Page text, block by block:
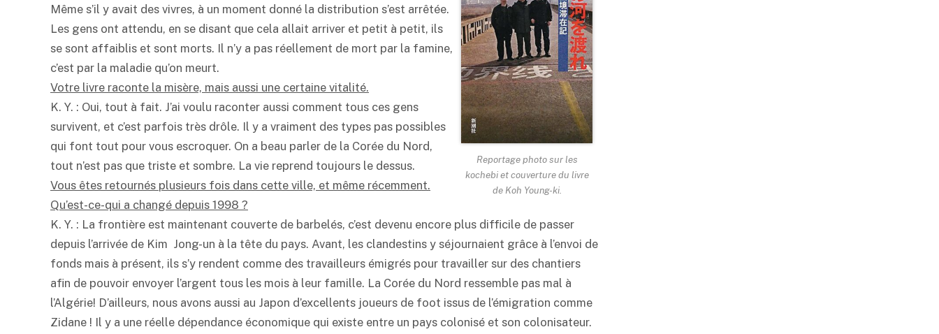
Reportage photo sur les
kochebi et couverture du livre
de Koh Young-ki.
Même s’il y avait des vivres, à un moment donné la distribution s’est arrêtée.
Les gens ont attendu, en se disant que cela allait arriver et petit à petit, ils
se sont affaiblis et sont morts. Il n’y a pas réellement de mort par la famine,
c’est par la maladie qu’on meurt.
Votre livre raconte la misère, mais aussi une certaine vitalité.
K. Y. : Oui, tout à fait. J’ai voulu raconter aussi comment tous ces gens
survivent, et c’est parfois très drôle. Il y a vraiment des types pas possibles
qui font tout pour vous escroquer. On a beau parler de la Corée du Nord,
tout n’est pas que triste et sombre. La vie reprend toujours le dessus.
Vous êtes retournés plusieurs fois dans cette ville, et même récemment.
Qu’est-ce-qui a changé depuis 1998 ?
K. Y. : La frontière est maintenant couverte de barbelés, c’est devenu encore plus difficile de passer
depuis l’arrivée de Kim Jong-un à la tête du pays. Avant, les clandestins y séjournaient grâce à l’envoi de
fonds mais à présent, ils s’y rendent comme des travailleurs émigrés pour travailler sur des chantiers
afin de pouvoir envoyer l’argent tous les mois à leur famille. La Corée du Nord ressemble pas mal à
l’Algérie! D’ailleurs, nous avons aussi au Japon d’excellents joueurs de foot issus de l’émigration comme
Zidane ! Il y a une réelle dépendance économique qui existe entre un pays colonisé et son colonisateur.